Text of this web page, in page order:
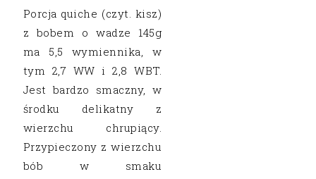
Porcja quiche (czyt. kisz)
z bobem o wadze 145g
ma 5,5 wymiennika, w
tym 2,7 WW i 2,8 WBT.
Jest bardzo smaczny, w
środku delikatny z
wierzchu chrupiący.
Przypieczony z wierzchu
bób w smaku